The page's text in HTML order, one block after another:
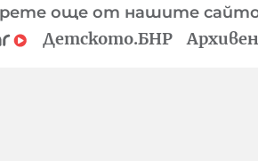
още от нашите
Детското.БНР